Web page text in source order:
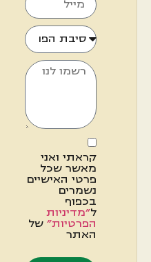
קראתי ואני
מאשר שכל
פרטי האישיים
נשמרים
בכפוף
ל"מדיניות
הפרטיות"של
האתר